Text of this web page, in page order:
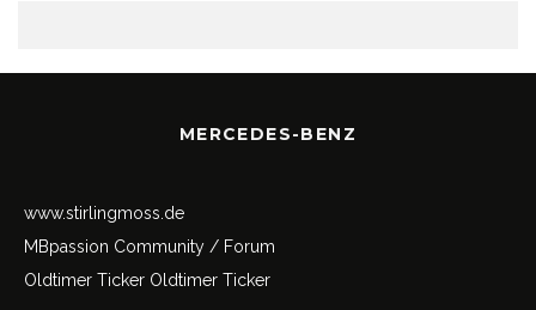
MERCEDES-BENZ
www.stirlingmoss.de
MBpassion Community / Forum
Oldtimer Ticker Oldtimer Ticker